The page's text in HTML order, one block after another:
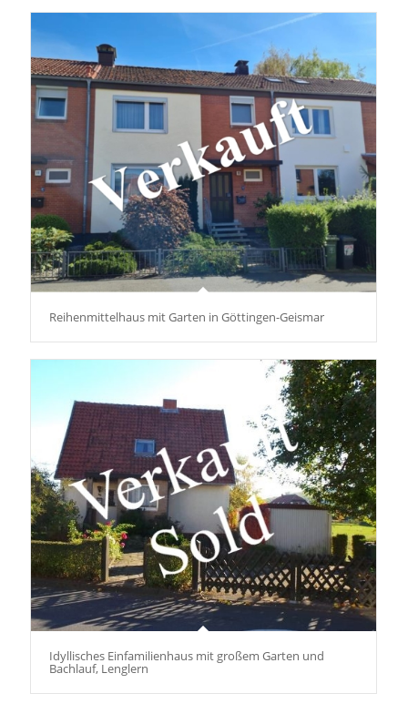
Reihenmittelhaus mit Garten in Göttingen-Geismar
Idyllisches Einfamilienhaus mit großem Garten und
Bachlauf, Lenglern